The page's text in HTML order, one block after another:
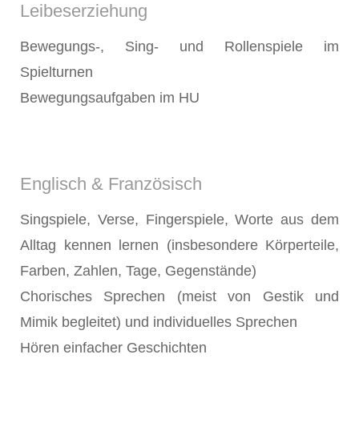
Leibeserziehung
Bewegungs-, Sing- und Rollenspiele im
Spielturnen
Bewegungsaufgaben im HU
Englisch & Französisch
Singspiele, Verse, Fingerspiele, Worte aus dem
Alltag kennen lernen (insbesondere Körperteile,
Farben, Zahlen, Tage, Gegenstände)
Chorisches Sprechen (meist von Gestik und
Mimik begleitet) und individuelles Sprechen
Hören einfacher Geschichten